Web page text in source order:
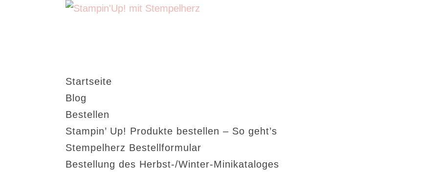
Startseite
Blog
Bestellen
Stampin’ Up! Produkte bestellen – So geht’s
Stempelherz Bestellformular
Bestellung des Herbst-/Winter-Minikataloges